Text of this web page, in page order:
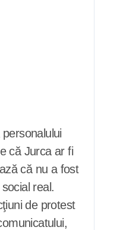
că Jurca ar fi
că nu a fost
real.
de protest